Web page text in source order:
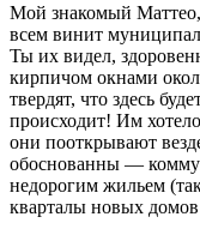
Мой знакомый
всем винит
Ты их видел,
кирпичом окнами
твердят, что здесь
происходит! Им
они пооткрывают
обоснованны —
недорогим жильем
кварталы новых